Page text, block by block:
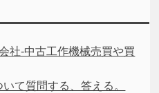
社-中古工作機械売買や買
て質問する、答える。